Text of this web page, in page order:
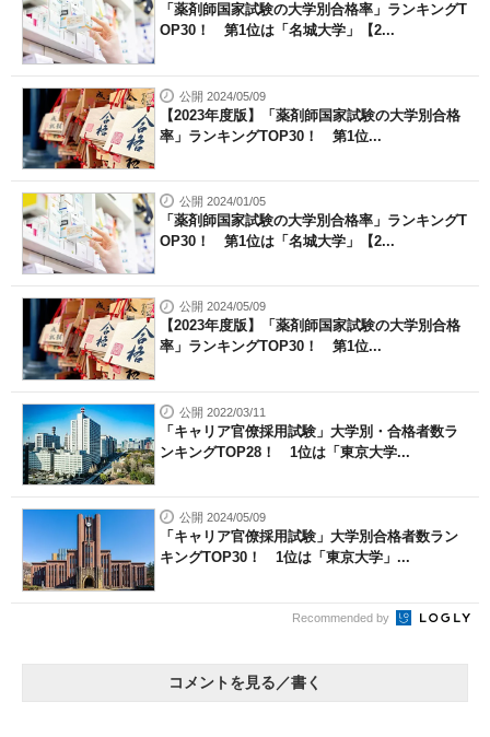
「薬剤師国家試験の大学別合格率」ランキングT
OP30！ 第1位は「名城大学」【2...
公開 2024/05/09
【2023年度版】「薬剤師国家試験の大学別合格
率」ランキングTOP30！ 第1位...
公開 2024/01/05
「薬剤師国家試験の大学別合格率」ランキングT
OP30！ 第1位は「名城大学」【2...
公開 2024/05/09
【2023年度版】「薬剤師国家試験の大学別合格
率」ランキングTOP30！ 第1位...
公開 2022/03/11
「キャリア官僚採用試験」大学別・合格者数ラ
ンキングTOP28！ 1位は「東京大学...
公開 2024/05/09
「キャリア官僚採用試験」大学別合格者数ラン
キングTOP30！ 1位は「東京大学」...
Recommended by
コメントを見る／書く